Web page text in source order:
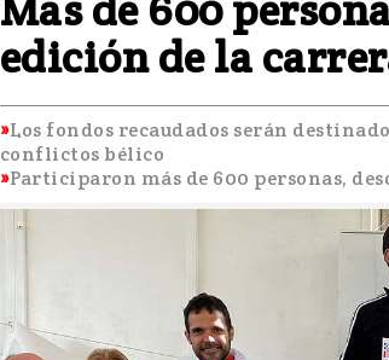
edición de la
Los fondos recaudados serán
conflictos bélico
Participaron más de 600 personas,